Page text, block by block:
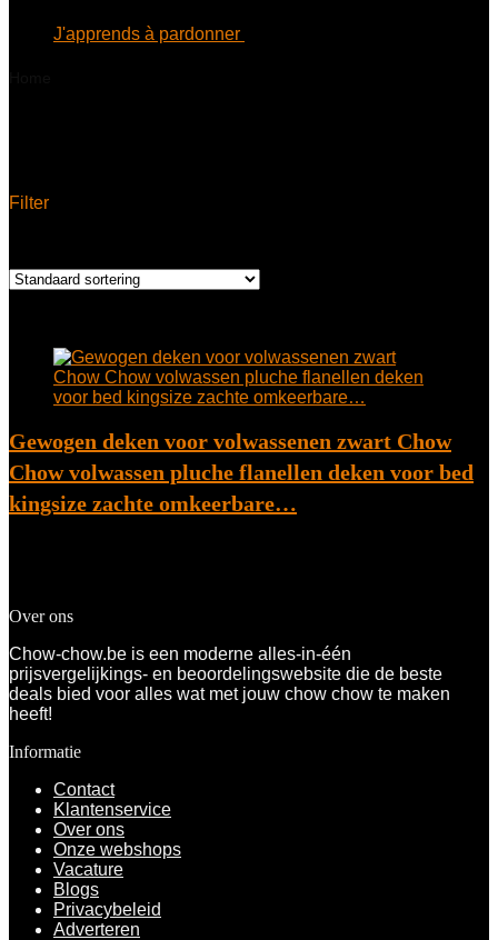
J'apprends à pardonner
Filter
Gewogen deken voor volwassenen zwart Chow
Chow volwassen pluche flanellen deken voor bed
kingsize zachte omkeerbare…
Over ons
Chow-chow.be is een moderne alles-in-één
prijsvergelijkings- en beoordelingswebsite die de beste
deals bied voor alles wat met jouw chow chow te maken
heeft!
Informatie
Contact
Klantenservice
Over ons
Onze webshops
Vacature
Blogs
Privacybeleid
Adverteren